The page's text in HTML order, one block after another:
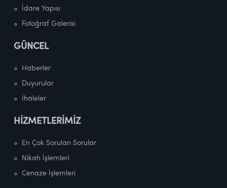
İdare Yapısı
Fotoğraf Galerisi
GÜNCEL
Haberler
Duyurular
İhaleler
HİZMETLERİMİZ
En Çok Sorulan Sorular
Nikah İşlemleri
Cenaze İşlemleri